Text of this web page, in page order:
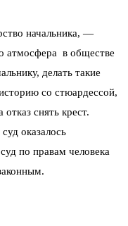
начальника, —
атмосфера в обществе
делать такие
со стюардессой,
снять крест.
оказалось
по правам человека